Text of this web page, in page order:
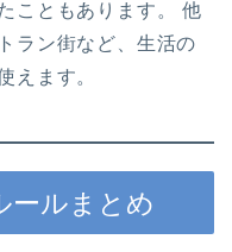
こともあります。 他
ラン街など、生活の
えます。
ールまとめ